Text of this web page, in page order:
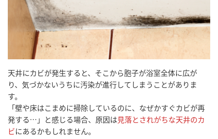
天井にカビが発生すると、そこから胞子が浴室全体に広が
り、気づかないうちに汚染が進行してしまうことがありま
す。
「壁や床はこまめに掃除しているのに、なぜかすぐカビが再
発する…」と感じる場合、原因は見落とされがちな天井のカ
ビにあるかもしれません。